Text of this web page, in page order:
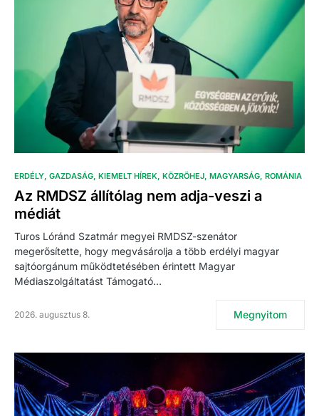
ERDÉLY GAZDASÁG KIEMELT HÍREK KÖZRÖHEJ MAGYARSÁG ROMÁNIA
Az RMDSZ állítólag nem adja-veszi a
médiát
Turos Lóránd Szatmár megyei RMDSZ-szenátor
megerősítette, hogy megvásárolja a több erdélyi magyar
sajtóorgánum működtetésében érintett Magyar
Médiaszolgáltatást Támogató…
2026. augusztus 8. Megnyitom